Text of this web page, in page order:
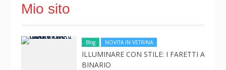
Mio sito
Blog NOVITA IN VETRINA
ILLUMINARE CON STILE: I FARETTI A
BINARIO